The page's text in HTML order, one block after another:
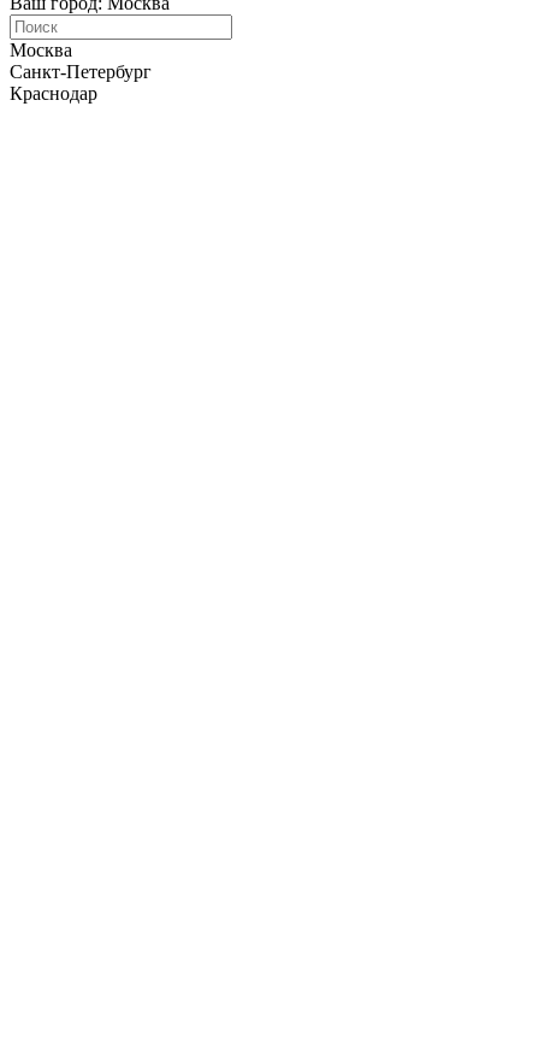
Москва
Санкт-Петербург
Краснодар